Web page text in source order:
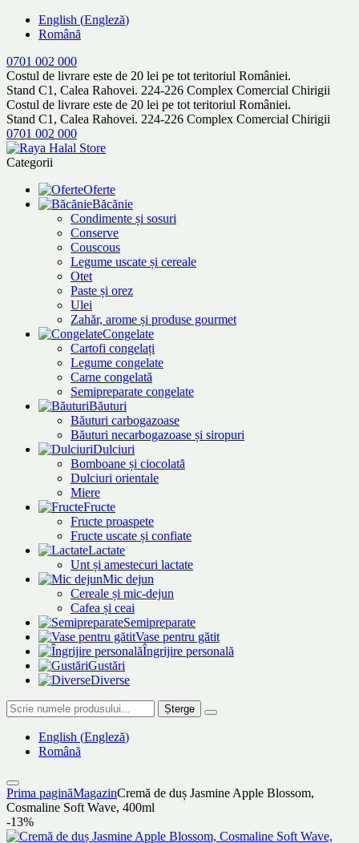
English (Engleză)
Română
0701 002 000
Costul de livrare este de 20 lei pe tot teritoriul României.
Stand C1, Calea Rahovei. 224-226 Complex Comercial Chirigii
Costul de livrare este de 20 lei pe tot teritoriul României.
Stand C1, Calea Rahovei. 224-226 Complex Comercial Chirigii
0701 002 000
Categorii
Oferte
Băcănie
Condimente și sosuri
Conserve
Couscous
Legume uscate și cereale
Otet
Paste și orez
Ulei
Zahăr, arome și produse gourmet
Congelate
Cartofi congelați
Legume congelate
Carne congelată
Semipreparate congelate
Băuturi
Băuturi carbogazoase
Băuturi necarbogazoase și siropuri
Dulciuri
Bomboane și ciocolată
Dulciuri orientale
Miere
Fructe
Fructe proaspete
Fructe uscate și confiate
Lactate
Unt și amestecuri lactate
Mic dejun
Cereale și mic-dejun
Cafea și ceai
Semipreparate
Vase pentru gătit
Îngrijire personală
Gustări
Diverse
Șterge
English (Engleză)
Română
Prima paginăMagazinCremă de duș Jasmine Apple Blossom,
Cosmaline Soft Wave, 400ml
-13%